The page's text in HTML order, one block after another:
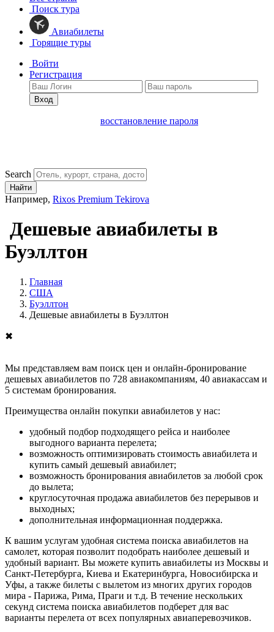
Поиск тура
Авиабилеты
Горящие туры
Войти
Регистрация
Вход
восстановление пароля
Search
Найти
Например, Rixos Premium Tekirova
Дешевые авиабилеты в
Буэллтон
Главная
США
Буэллтон
Дешевые авиабилеты в Буэллтон
✖
Мы представляем вам поиск цен и онлайн-бронирование
дешевых авиабилетов по 728 авиакомпаниям, 40 авиакассам и
5 системам бронирования.
Преимущества онлайн покупки авиабилетов у нас:
удобный подбор подходящего рейса и наиболее
выгодного варианта перелета;
возможность оптимизировать стоимость авиабилета и
купить самый дешевый авиабилет;
возможность бронирования авиабилетов за любой срок
до вылета;
круглосуточная продажа авиабилетов без перерывов и
выходных;
дополнительная информационная поддержка.
К вашим услугам удобная система поиска авиабилетов на
самолет, которая позволит подобрать наиболее дешевый и
удобный вариант. Вы можете купить авиабилеты из Москвы и
Санкт-Петербурга, Киева и Екатеринбурга, Новосибирска и
Уфы, а также билеты с вылетом из многих других городов
мира - Парижа, Рима, Праги и т.д. В течение нескольких
секунд система поиска авиабилетов подберет для вас
варианты перелета от всех популярных авиаперевозчиков.